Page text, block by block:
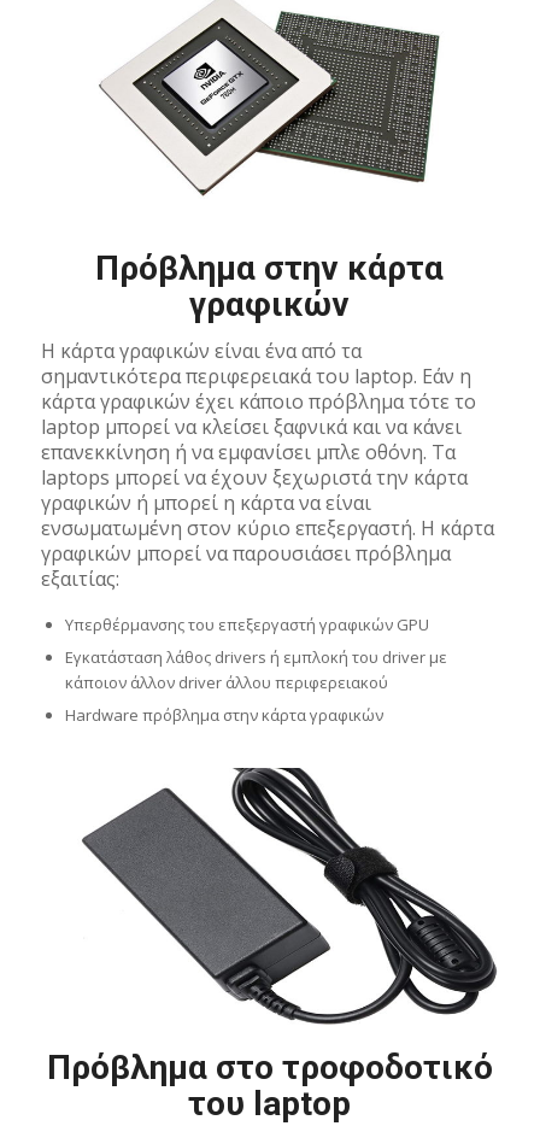
Πρόβλημα στην κάρτα
γραφικών
Η κάρτα γραφικών είναι ένα από τα
σημαντικότερα περιφερειακά του laptop. Εάν η
κάρτα γραφικών έχει κάποιο πρόβλημα τότε το
laptop μπορεί να κλείσει ξαφνικά και να κάνει
επανεκκίνηση ή να εμφανίσει μπλε οθόνη. Τα
laptops μπορεί να έχουν ξεχωριστά την κάρτα
γραφικών ή μπορεί η κάρτα να είναι
ενσωματωμένη στον κύριο επεξεργαστή. Η κάρτα
γραφικών μπορεί να παρουσιάσει πρόβλημα
εξαιτίας:
Υπερθέρμανσης του επεξεργαστή γραφικών GPU
Εγκατάσταση λάθος drivers ή εμπλοκή του driver με
κάποιον άλλον driver άλλου περιφερειακού
Hardware πρόβλημα στην κάρτα γραφικών
Πρόβλημα στο τροφοδοτικό
του laptop